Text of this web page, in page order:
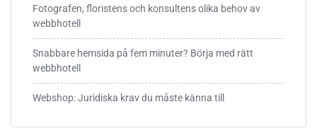
Fotografen, floristens och konsultens olika behov av
webbhotell
Snabbare hemsida på fem minuter? Börja med rätt
webbhotell
Webshop: Juridiska krav du måste känna till